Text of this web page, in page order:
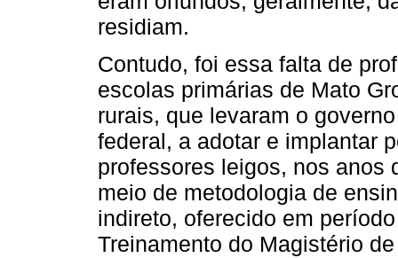
residiam.
Contudo, foi essa falta de
escolas primárias de Mato
rurais, que levaram o
federal, a adotar e implantar
professores leigos, nos anos
meio de metodologia de
indireto, oferecido em
Treinamento do Magistério